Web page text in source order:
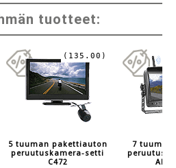
tuotteet:
(135.00)
5 tuuman pakettiauton
peruutuskamera-setti
C472
7 tuuman
AHD